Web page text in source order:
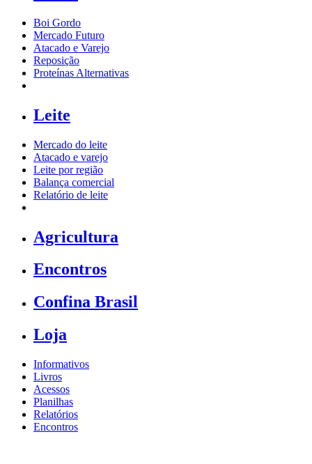
Boi Gordo
Mercado Futuro
Atacado e Varejo
Reposição
Proteínas Alternativas
Leite
Mercado do leite
Atacado e varejo
Leite por região
Balança comercial
Relatório de leite
Agricultura
Encontros
Confina Brasil
Loja
Informativos
Livros
Acessos
Planilhas
Relatórios
Encontros